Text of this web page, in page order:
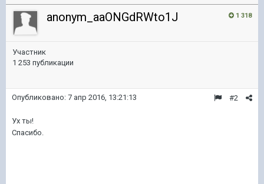
1 318
anonym_aaONGdRWto1J
Участник
1 253 публикации
#2
Опубликовано: 7 апр 2016, 13:21:13
Ух ты!
Спасибо.